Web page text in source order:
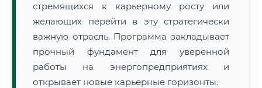
стремящихся к карьерному росту или
желающих перейти в эту стратегически
важную отрасль. Программа закладывает
прочный фундамент для уверенной
работы на энергопредприятиях и
открывает новые карьерные горизонты.